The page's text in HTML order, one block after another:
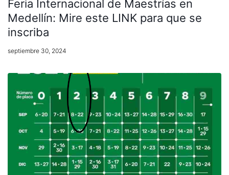
Feria Internacional de Maestrías en
Medellín: Mire este LINK para que se
inscriba
septiembre 30, 2024